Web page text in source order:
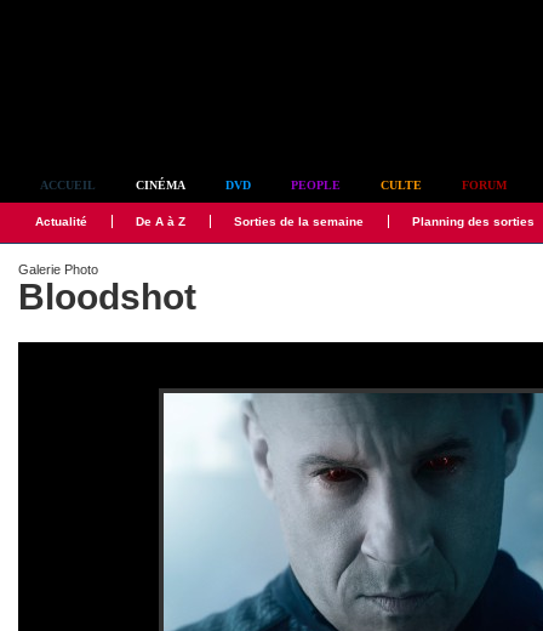
ACCUEIL CINÉMA DVD PEOPLE CULTE FORUM
Actualité De A à Z Sorties de la semaine Planning des sorties
Galerie Photo
Bloodshot